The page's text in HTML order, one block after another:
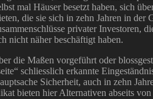
mal Häuser besetzt haben, sich
die sie sich in zehn Jahren in
privater Investoren,
nicht näher beschäftigt haben.
die Maßen vorgeführt oder
schliesslich erkannte
Sicherheit, auch in zehn
bieten hier Alternativen abseits